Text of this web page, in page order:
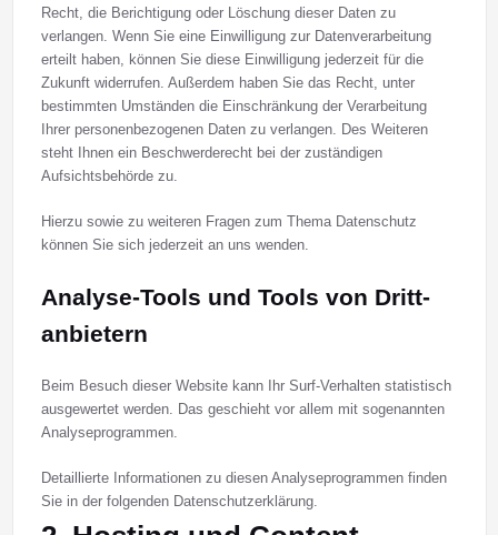
Recht, die Berichtigung oder Löschung dieser Daten zu
verlangen. Wenn Sie eine Einwilligung zur Datenverarbeitung
erteilt haben, können Sie diese Einwilligung jederzeit für die
Zukunft widerrufen. Außerdem haben Sie das Recht, unter
bestimmten Umständen die Einschränkung der Verarbeitung
Ihrer personenbezogenen Daten zu verlangen. Des Weiteren
steht Ihnen ein Beschwerderecht bei der zuständigen
Aufsichtsbehörde zu.
Hierzu sowie zu weiteren Fragen zum Thema Datenschutz
können Sie sich jederzeit an uns wenden.
Analyse-Tools und Tools von Dritt­
anbietern
Beim Besuch dieser Website kann Ihr Surf-Verhalten statistisch
ausgewertet werden. Das geschieht vor allem mit sogenannten
Analyseprogrammen.
Detaillierte Informationen zu diesen Analyseprogrammen finden
Sie in der folgenden Datenschutzerklärung.